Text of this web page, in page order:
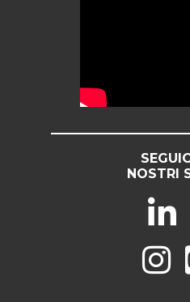
NOSTRI